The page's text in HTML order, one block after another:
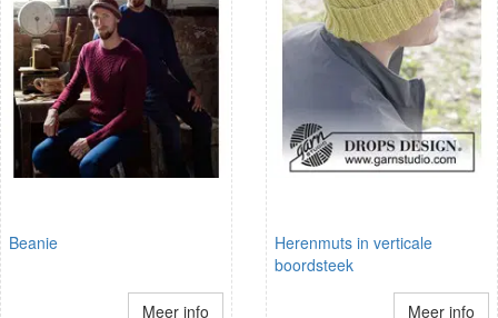
Beanie
Meer info
Herenmuts in verticale
boordsteek
Meer info